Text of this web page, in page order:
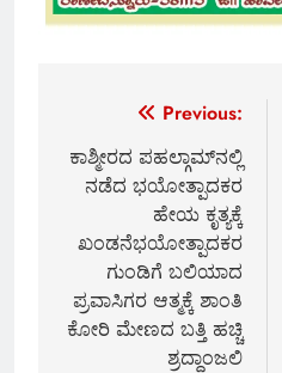
navigation
Previous:
ಕಾಶ್ಮೀರದ ಪಹಲ್ಗಾಮ್‌ನಲ್ಲಿ
ನಡೆದ ಭಯೋತ್ಪಾದಕರ
ಹೇಯ ಕೃತ್ಯಕ್ಕೆ
ಖಂಡನೆಭಯೋತ್ಪಾದಕರ
ಗುಂಡಿಗೆ ಬಲಿಯಾದ
ಪ್ರವಾಸಿಗರ ಆತ್ಮಕ್ಕೆ ಶಾಂತಿ
ಕೋರಿ ಮೇಣದ ಬತ್ತಿ ಹಚ್ಚಿ
ಶ್ರದ್ಧಾಂಜಲಿ